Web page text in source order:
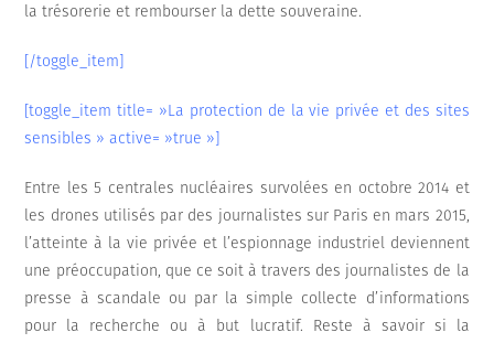
la trésorerie et rembourser la dette souveraine.
[/toggle_item]
[toggle_item title= »La protection de la vie privée et des sites
sensibles » active= »true »]
Entre les 5 centrales nucléaires survolées en octobre 2014 et
les drones utilisés par des journalistes sur Paris en mars 2015,
l’atteinte à la vie privée et l’espionnage industriel deviennent
une préoccupation, que ce soit à travers des journalistes de la
presse à scandale ou par la simple collecte d’informations
pour la recherche ou à but lucratif. Reste à savoir si la